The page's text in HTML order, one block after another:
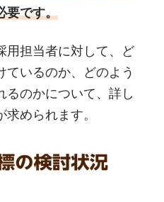
要です。
用担当者に対して、ど
ているのか、どのよう
るのかについて、詳し
められます。